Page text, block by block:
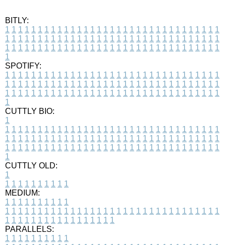
BITLY:
1 1 1 1 1 1 1 1 1 1 1 1 1 1 1 1 1 1 1 1 1 1 1 1 1 1 1 1 1 1 1 1 1
1 1 1 1 1 1 1 1 1 1 1 1 1 1 1 1 1 1 1 1 1 1 1 1 1 1 1 1 1 1 1 1 1
1 1 1 1 1 1 1 1 1 1 1 1 1 1 1 1 1 1 1 1 1 1 1 1 1 1 1 1 1 1 1 1 1
1
SPOTIFY:
1 1 1 1 1 1 1 1 1 1 1 1 1 1 1 1 1 1 1 1 1 1 1 1 1 1 1 1 1 1 1 1 1
1 1 1 1 1 1 1 1 1 1 1 1 1 1 1 1 1 1 1 1 1 1 1 1 1 1 1 1 1 1 1 1 1
1 1 1 1 1 1 1 1 1 1 1 1 1 1 1 1 1 1 1 1 1 1 1 1 1 1 1 1 1 1 1 1 1
1
CUTTLY BIO:
1
1 1 1 1 1 1 1 1 1 1 1 1 1 1 1 1 1 1 1 1 1 1 1 1 1 1 1 1 1 1 1 1 1
1 1 1 1 1 1 1 1 1 1 1 1 1 1 1 1 1 1 1 1 1 1 1 1 1 1 1 1 1 1 1 1 1
1 1 1 1 1 1 1 1 1 1 1 1 1 1 1 1 1 1 1 1 1 1 1 1 1 1 1 1 1 1 1 1 1
1
CUTTLY OLD:
1
1 1 1 1 1 1 1 1 1 1
MEDIUM:
1 1 1 1 1 1 1 1 1 1
1 1 1 1 1 1 1 1 1 1 1 1 1 1 1 1 1 1 1 1 1 1 1 1 1 1 1 1 1 1 1 1 1
1 1 1 1 1 1 1 1 1 1 1 1 1 1 1 1 1
PARALLELS:
1 1 1 1 1 1 1 1 1 1